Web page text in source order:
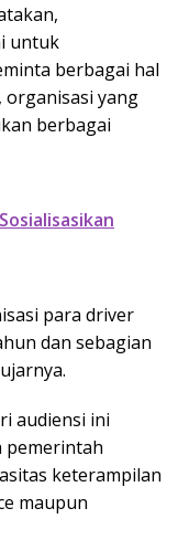
untuk
berbagai hal
organisasi yang
berbagai
para driver
dan sebagian
audiensi ini
pemerintah
keterampilan
maupun